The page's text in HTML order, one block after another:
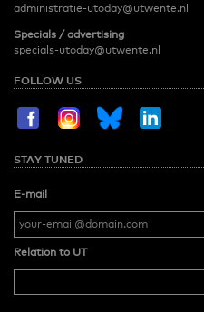
administratie-utoday@utwente.nl
Specials / advertising
specials-utoday@utwente.nl
FOLLOW US
STAY TUNED
E-mail
Relation to UT